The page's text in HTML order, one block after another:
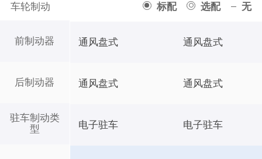
车轮制动 标配 选配 无
前制动器
后制动器
驻车制动类
型
通风盘式 通风盘式
通风盘式 通风盘式
电子驻车 电子驻车